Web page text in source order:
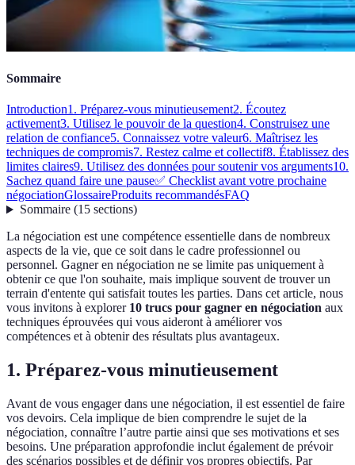
Sommaire
Introduction1. Préparez-vous minutieusement2. Écoutez
activement3. Utilisez le pouvoir de la question4. Construisez une
relation de confiance5. Connaissez votre valeur6. Maîtrisez les
techniques de compromis7. Restez calme et collectif8. Établissez des
limites claires9. Utilisez des données pour soutenir vos arguments10.
Sachez quand faire une pause✅ Checklist avant votre prochaine
négociationGlossaireProduits recommandésFAQ
Sommaire(15 sections)
La négociation est une compétence essentielle dans de nombreux
aspects de la vie, que ce soit dans le cadre professionnel ou
personnel. Gagner en négociation ne se limite pas uniquement à
obtenir ce que l'on souhaite, mais implique souvent de trouver un
terrain d'entente qui satisfait toutes les parties. Dans cet article, nous
vous invitons à explorer 10 trucs pour gagner en négociation aux
techniques éprouvées qui vous aideront à améliorer vos
compétences et à obtenir des résultats plus avantageux.
1. Préparez-vous minutieusement
Avant de vous engager dans une négociation, il est essentiel de faire
vos devoirs. Cela implique de bien comprendre le sujet de la
négociation, connaître l’autre partie ainsi que ses motivations et ses
besoins. Une préparation approfondie inclut également de prévoir
des scénarios possibles et de définir vos propres objectifs. Par